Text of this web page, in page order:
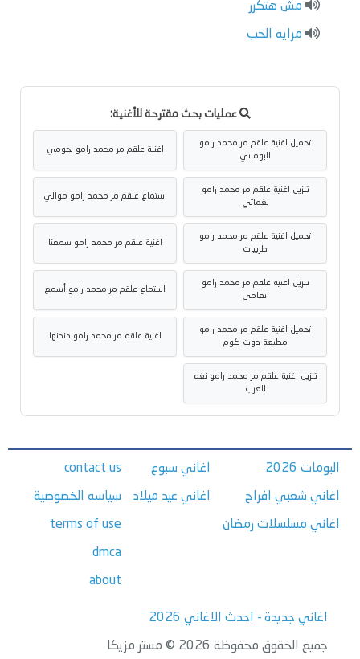
مش هتكرر
مرايه الحب
عمليات بحث مقترحة للأغنية:
تحميل اغنية علقم مر محمد رامو
البوماتي
اغنية علقم مر محمد رامو نجومي
تنزيل اغنية علقم مر محمد رامو
نغماتي
استماع علقم مر محمد رامو موالي
تحميل اغنية علقم مر محمد رامو
طربيات
اغنية علقم مر محمد رامو سمعنا
تنزيل اغنية علقم مر محمد رامو
انغامي
استماع علقم مر محمد رامو أسمع
تحميل اغنية علقم مر محمد رامو
مطبعة دوت كوم
اغنية علقم مر محمد رامو دندنها
تنزيل اغنية علقم مر محمد رامو نغم
العرب
البومات 2026
اغاني شعبي افراح
اغاني مسلسلات رمضان
اغاني سبوع
اغاني عيد ميلاد
contact us
سياسه الخصوصية
terms of use
dmca
about
اغاني جديدة - احدث الاغاني 2026
جميع الحقوق محفوظة 2026 © مستر مزيكا